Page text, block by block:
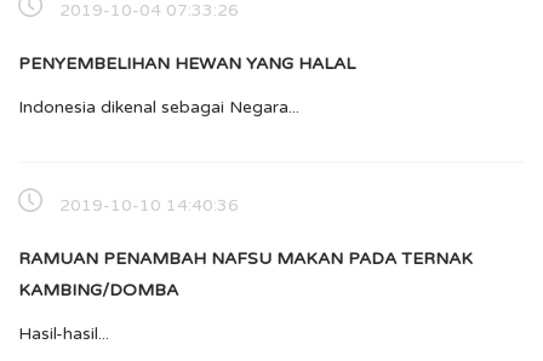
2019-10-04 07:33:26
PENYEMBELIHAN HEWAN YANG HALAL
Indonesia dikenal sebagai Negara...
2019-10-10 14:40:36
RAMUAN PENAMBAH NAFSU MAKAN PADA TERNAK
KAMBING/DOMBA
Hasil-hasil...